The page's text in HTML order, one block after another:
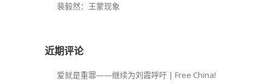
裴毅然：王蒙现象
近期评论
爱就是重罪——继续为刘霞呼吁 | Free China!